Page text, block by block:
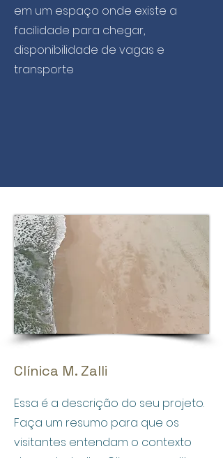
em um espaço onde existe a
facilidade para chegar,
disponibilidade de vagas e
transporte
Clínica M. Zalli
Essa é a descrição do seu projeto.
Faça um resumo para que os
visitantes entendam o contexto